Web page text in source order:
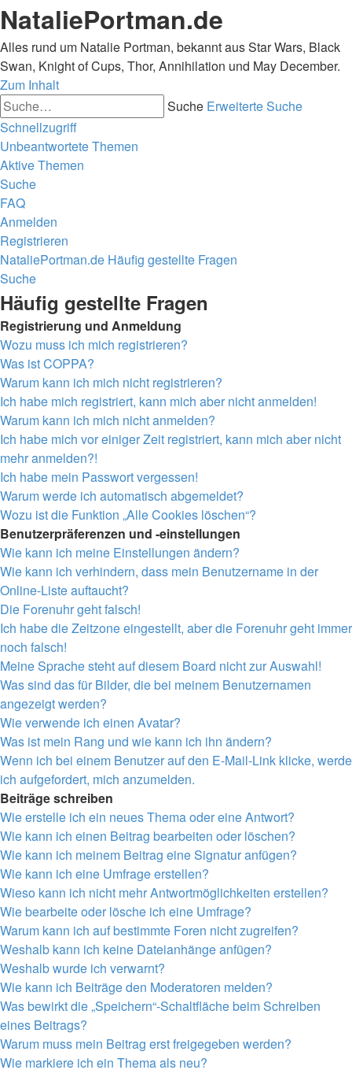
NataliePortman.de
Alles rund um Natalie Portman, bekannt aus Star Wars, Black
Swan, Knight of Cups, Thor, Annihilation und May December.
Zum Inhalt
Suche Erweiterte Suche
Schnellzugriff
Unbeantwortete Themen
Aktive Themen
Suche
FAQ
Anmelden
Registrieren
NataliePortman.de Häufig gestellte Fragen
Suche
Häufig gestellte Fragen
Registrierung und Anmeldung
Wozu muss ich mich registrieren?
Was ist COPPA?
Warum kann ich mich nicht registrieren?
Ich habe mich registriert, kann mich aber nicht anmelden!
Warum kann ich mich nicht anmelden?
Ich habe mich vor einiger Zeit registriert, kann mich aber nicht
mehr anmelden?!
Ich habe mein Passwort vergessen!
Warum werde ich automatisch abgemeldet?
Wozu ist die Funktion „Alle Cookies löschen“?
Benutzerpräferenzen und -einstellungen
Wie kann ich meine Einstellungen ändern?
Wie kann ich verhindern, dass mein Benutzername in der
Online-Liste auftaucht?
Die Forenuhr geht falsch!
Ich habe die Zeitzone eingestellt, aber die Forenuhr geht immer
noch falsch!
Meine Sprache steht auf diesem Board nicht zur Auswahl!
Was sind das für Bilder, die bei meinem Benutzernamen
angezeigt werden?
Wie verwende ich einen Avatar?
Was ist mein Rang und wie kann ich ihn ändern?
Wenn ich bei einem Benutzer auf den E-Mail-Link klicke, werde
ich aufgefordert, mich anzumelden.
Beiträge schreiben
Wie erstelle ich ein neues Thema oder eine Antwort?
Wie kann ich einen Beitrag bearbeiten oder löschen?
Wie kann ich meinem Beitrag eine Signatur anfügen?
Wie kann ich eine Umfrage erstellen?
Wieso kann ich nicht mehr Antwortmöglichkeiten erstellen?
Wie bearbeite oder lösche ich eine Umfrage?
Warum kann ich auf bestimmte Foren nicht zugreifen?
Weshalb kann ich keine Dateianhänge anfügen?
Weshalb wurde ich verwarnt?
Wie kann ich Beiträge den Moderatoren melden?
Was bewirkt die „Speichern“-Schaltfläche beim Schreiben
eines Beitrags?
Warum muss mein Beitrag erst freigegeben werden?
Wie markiere ich ein Thema als neu?